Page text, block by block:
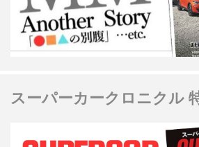
スーパーカークロニクル